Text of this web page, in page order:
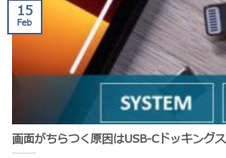
画面がちらつく原因はUSB-Cドッキング
15
Feb